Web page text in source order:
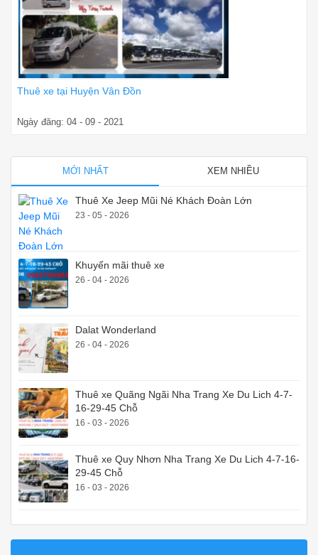
Thuê xe tại Huyện Vân Đồn
Ngày đăng: 04 - 09 - 2021
MỚI NHẤT XEM NHIỀU
Thuê Xe Jeep Mũi Né Khách Đoàn Lớn
23 - 05 - 2026
Khuyến mãi thuê xe
26 - 04 - 2026
Dalat Wonderland
26 - 04 - 2026
Thuê xe Quãng Ngãi Nha Trang Xe Du Lich 4-7-
16-29-45 Chỗ
16 - 03 - 2026
Thuê xe Quy Nhơn Nha Trang Xe Du Lich 4-7-16-
29-45 Chỗ
16 - 03 - 2026